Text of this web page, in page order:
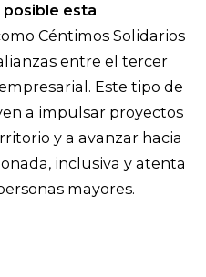
posible esta
Céntimos Solidarios
entre el tercer
Este tipo de
a impulsar proyectos
y a avanzar hacia
inclusiva y atenta
mayores.